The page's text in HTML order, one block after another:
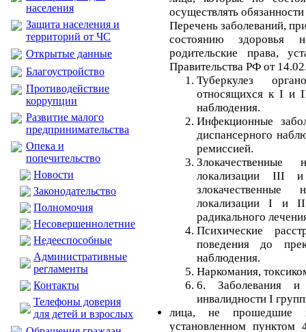
населения
Защита населения и
территорий от ЧС
Открытые данные
Благоустройство
Противодействие
коррупции
Развитие малого
предпринимательства
Опека и
попечительство
Новости
Законодательство
Полномочия
Несовершеннолетние
Недееспособные
Административные
регламенты
Контакты
Телефоны доверия
для детей и взрослых
осуществлять
Перечень заболеваний,
состоянию здоровья
родительские права,
Правительства РФ от
Туберкулез
относящихся к I и
наблюдения.
Инфекционные
диспансерного
ремиссией.
Злокачественные
локализации III
злокачественные
локализации I и
радикального
Психические
поведения до
наблюдения.
Наркомания,
6. Заболевания
инвалидности I
лица, не прошедшие
установленном пунктом